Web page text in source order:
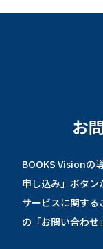
お
BOOKS Visionの
申し込み」ボタン
サービスに関する
の「お問い合わせ